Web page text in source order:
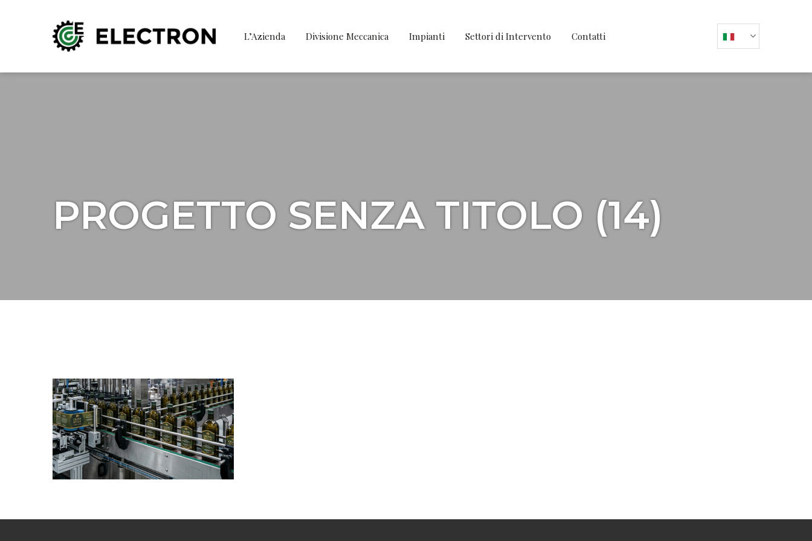
L’Azienda Divisione Meccanica Impianti Settori di Intervento Contatti
PROGETTO SENZA TITOLO (14)